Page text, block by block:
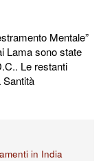
Mentale”
Lama sono state
Le restanti
Santità
in India